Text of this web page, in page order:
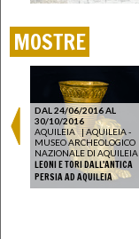
MOSTRE
DAL 24/06/2016 AL
30/10/2016
AQUILEIA |AQUILEIA -
MUSEO ARCHEOLOGICO
NAZIONALE DI AQUILEIA
LEONI E TORI DALL'ANTICA
PERSIA AD AQUILEIA